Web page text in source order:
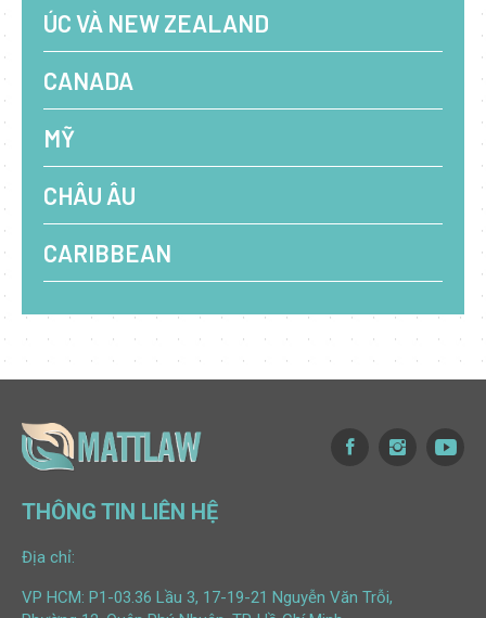
ÚC VÀ NEW ZEALAND
CANADA
MỸ
CHÂU ÂU
CARIBBEAN
THÔNG TIN LIÊN HỆ
Địa chỉ:
VP HCM: P1-03.36 Lầu 3, 17-19-21 Nguyễn Văn Trỗi,